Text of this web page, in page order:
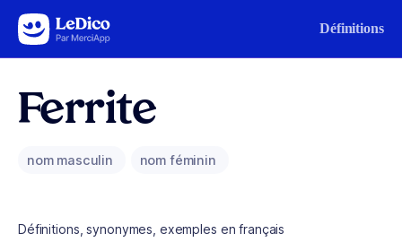
Aller au contenu Définitions
Ferrite
nom masculin nom féminin
Définitions, synonymes, exemples en français